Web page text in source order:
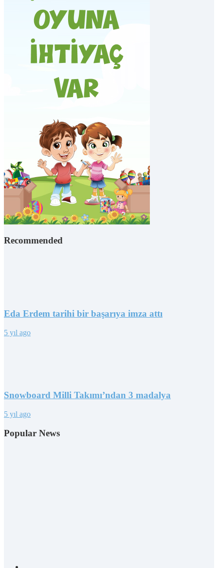
Recommended
Eda Erdem tarihi bir başarıya imza attı
5 yıl ago
Snowboard Milli Takımı’ndan 3 madalya
5 yıl ago
Popular News